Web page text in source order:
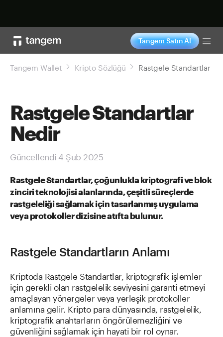
Tangem Satın Al
Tangem Wallet Kripto Sözlüğü Rastgele Standartlar
Rastgele Standartlar
Nedir
Güncellendi 4 Şub 2025
Rastgele Standartlar, çoğunlukla kriptografi ve blok
zinciri teknolojisi alanlarında, çeşitli süreçlerde
rastgeleliği sağlamak için tasarlanmış uygulama
veya protokoller dizisine atıfta bulunur.
Rastgele Standartların Anlamı
Kriptoda Rastgele Standartlar, kriptografik işlemler
için gerekli olan rastgelelik seviyesini garanti etmeyi
amaçlayan yönergeler veya yerleşik protokoller
anlamına gelir. Kripto para dünyasında, rastgelelik,
kriptografik anahtarların öngörülemezliğini ve
güvenliğini sağlamak için hayati bir rol oynar.